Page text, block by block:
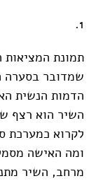
1.
תמונת
שמדובר בסערה
הדמות הנשית
השיר הוא רצף
לקרוא כמערכת
ומה האישה
מרחב, השיר